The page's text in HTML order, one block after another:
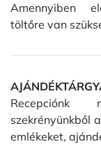
Amennyiben
töltőre van
Recepciónk
szekrényünkből
emlékeket,